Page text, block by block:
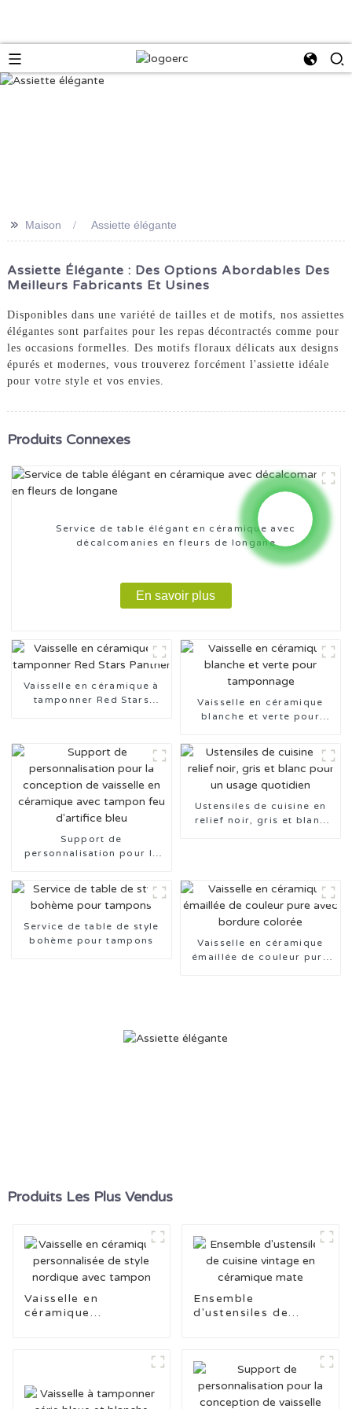
>> Maison Assiette élégante
Assiette Élégante : Des Options Abordables Des
Meilleurs Fabricants Et Usines
Disponibles dans une variété de tailles et de motifs, nos assiettes
élégantes sont parfaites pour les repas décontractés comme pour
les occasions formelles. Des motifs floraux délicats aux designs
épurés et modernes, vous trouverez forcément l'assiette idéale
pour votre style et vos envies.
Produits Connexes
Service de table élégant en céramique avec
décalcomanies en fleurs de longane
En savoir plus
Vaisselle en céramique à
tamponner Red Stars
Vaisselle en céramique
blanche et verte pour
Support de
personnalisation pour la
feu d'artifice bleu
Ustensiles de cuisine en
relief noir, gris et blanc
Service de table de style
bohème pour tampons
Vaisselle en céramique
émaillée de couleur pure
Produits Les Plus Vendus
Vaisselle en
céramique
Ensemble
d'ustensiles de